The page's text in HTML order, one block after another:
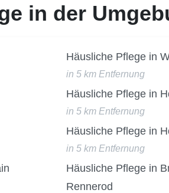
in der
Häusliche Pflege in
in 5 km Entfernung
Häusliche Pflege in
in 5 km Entfernung
Häusliche Pflege in
in 5 km Entfernung
Häusliche Pflege in
Rennerod